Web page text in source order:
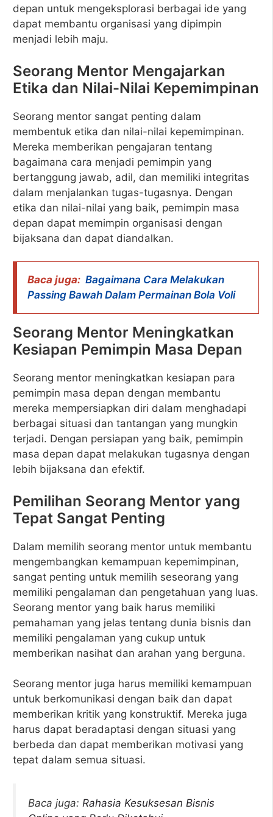
depan untuk mengeksplorasi berbagai ide yang
dapat membantu organisasi yang dipimpin
menjadi lebih maju.
Seorang Mentor Mengajarkan
Etika dan Nilai-Nilai Kepemimpinan
Seorang mentor sangat penting dalam
membentuk etika dan nilai-nilai kepemimpinan.
Mereka memberikan pengajaran tentang
bagaimana cara menjadi pemimpin yang
bertanggung jawab, adil, dan memiliki integritas
dalam menjalankan tugas-tugasnya. Dengan
etika dan nilai-nilai yang baik, pemimpin masa
depan dapat memimpin organisasi dengan
bijaksana dan dapat diandalkan.
Baca juga: Bagaimana Cara Melakukan
Passing Bawah Dalam Permainan Bola Voli
Seorang Mentor Meningkatkan
Kesiapan Pemimpin Masa Depan
Seorang mentor meningkatkan kesiapan para
pemimpin masa depan dengan membantu
mereka mempersiapkan diri dalam menghadapi
berbagai situasi dan tantangan yang mungkin
terjadi. Dengan persiapan yang baik, pemimpin
masa depan dapat melakukan tugasnya dengan
lebih bijaksana dan efektif.
Pemilihan Seorang Mentor yang
Tepat Sangat Penting
Dalam memilih seorang mentor untuk membantu
mengembangkan kemampuan kepemimpinan,
sangat penting untuk memilih seseorang yang
memiliki pengalaman dan pengetahuan yang luas.
Seorang mentor yang baik harus memiliki
pemahaman yang jelas tentang dunia bisnis dan
memiliki pengalaman yang cukup untuk
memberikan nasihat dan arahan yang berguna.
Seorang mentor juga harus memiliki kemampuan
untuk berkomunikasi dengan baik dan dapat
memberikan kritik yang konstruktif. Mereka juga
harus dapat beradaptasi dengan situasi yang
berbeda dan dapat memberikan motivasi yang
tepat dalam semua situasi.
Baca juga: Rahasia Kesuksesan Bisnis